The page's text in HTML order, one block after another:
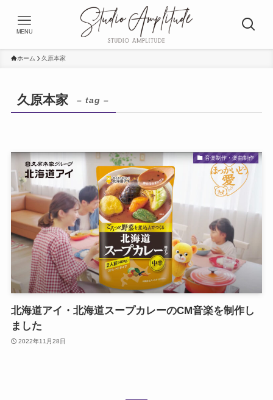
MENU
ホーム 久原本家
久原本家 – tag –
音楽制作・楽曲制作
北海道アイ・北海道スープカレーのCM音楽を制作し
ました
2022年11月28日